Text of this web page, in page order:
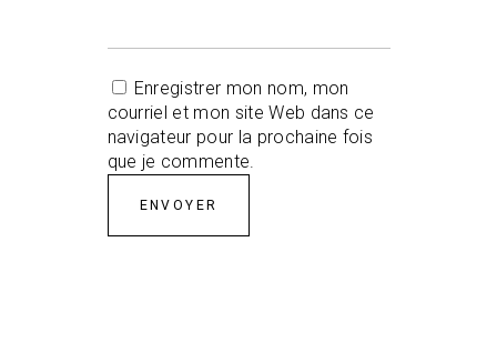
Enregistrer mon nom, mon
courriel et mon site Web dans ce
navigateur pour la prochaine fois
que je commente.